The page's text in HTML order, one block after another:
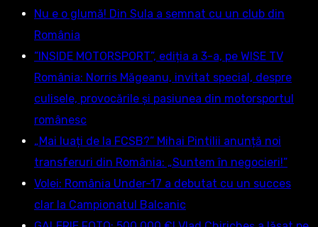
Nu e o glumă! Din Sula a semnat cu un club din
România
”INSIDE MOTORSPORT”, ediția a 3-a, pe WISE TV
România: Norris Măgeanu, invitat special, despre
culisele, provocările și pasiunea din motorsportul
românesc
„Mai luați de la FCSB?” Mihai Pintilii anunță noi
transferuri din România: „Suntem în negocieri!”
Volei: România Under-17 a debutat cu un succes
clar la Campionatul Balcanic